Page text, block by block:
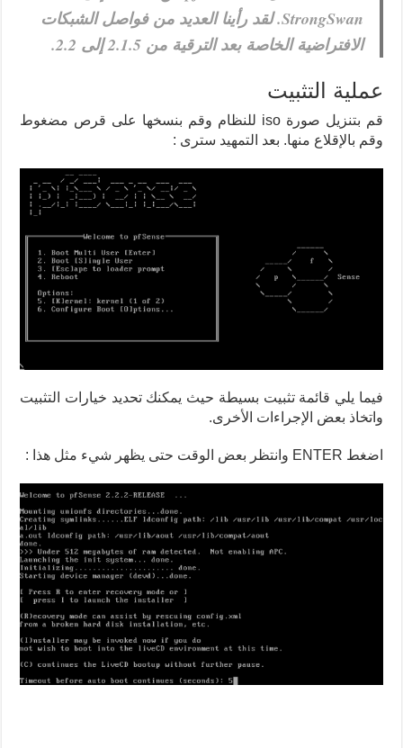
StrongSwan. لقد رأينا العديد من فواصل الشبكات
الافتراضية الخاصة بعد الترقية من 2.1.5 إلى 2.2.
عملية التثبيت
قم بتنزيل صورة iso للنظام وقم بنسخها على قرص مضغوط
وقم بالإقلاع منها. بعد التمهيد سترى :
فيما يلي قائمة تثبيت بسيطة حيث يمكنك تحديد خيارات التثبيت
واتخاذ بعض الإجراءات الأخرى.
اضغط ENTER وانتظر بعض الوقت حتى يظهر شيء مثل هذا :